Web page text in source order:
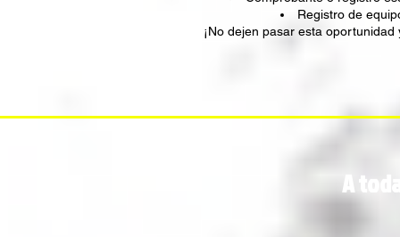
Registro de
¡No dejen pasar esta
A